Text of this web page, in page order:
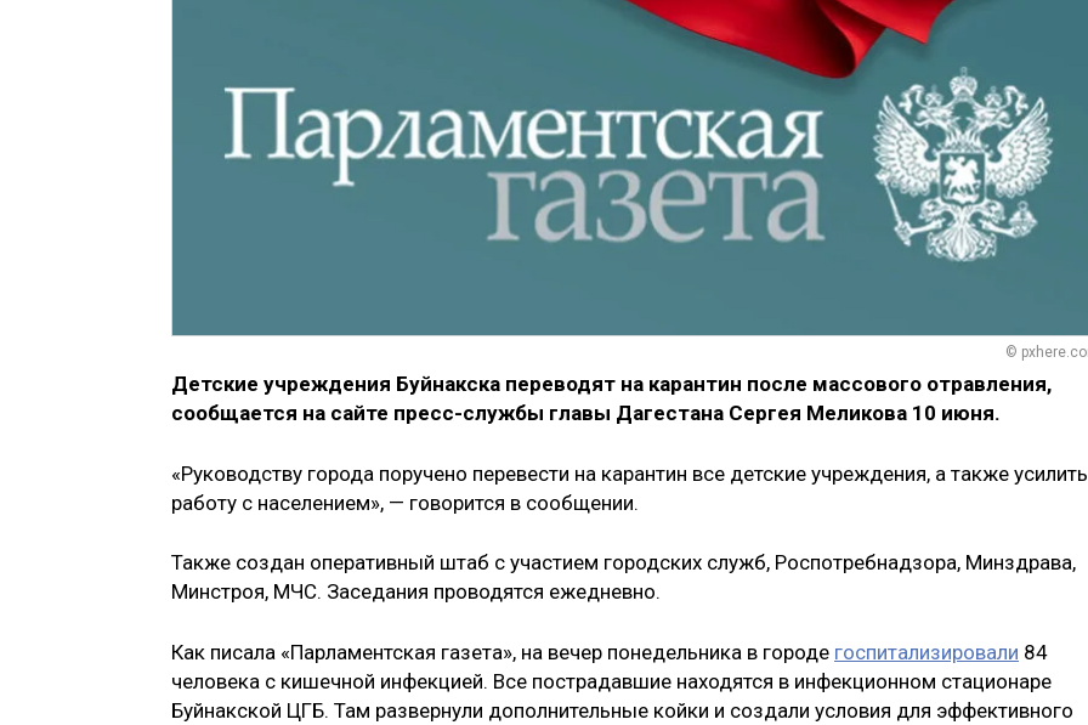
©
Детские учреждения Буйнакска переводят на карантин после массового отравления,
сообщается на сайте пресс-службы главы Дагестана Сергея Меликова 10 июня.
«Руководству города поручено перевести на карантин все детские учреждения, а также усилить
работу с населением», — говорится в сообщении.
Также создан оперативный штаб с участием городских служб, Роспотребнадзора, Минздрава,
Минстроя, МЧС. Заседания проводятся ежедневно.
Как писала «Парламентская газета», на вечер понедельника в городе госпитализировали 84
человека с кишечной инфекцией. Все пострадавшие находятся в инфекционном стационаре
Буйнакской ЦГБ. Там развернули дополнительные койки и создали условия для эффективного